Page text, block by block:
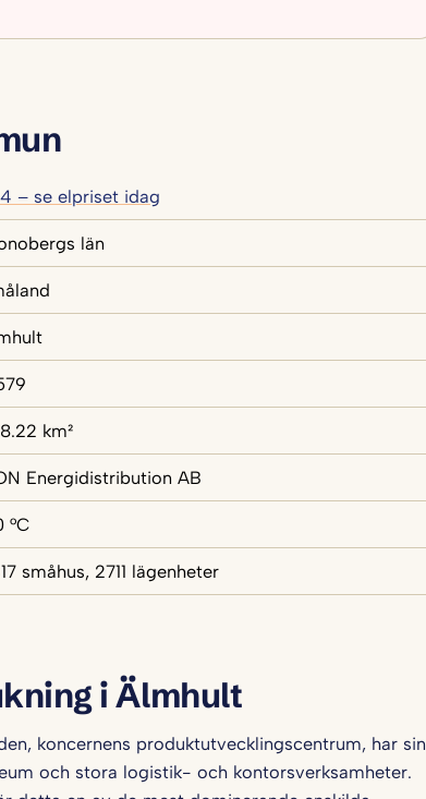
– se elpriset idag
län
km²
Energidistribution AB
°C
småhus, 2711 lägenheter
i Älmhult
koncernens produktutvecklingscentrum, har sin
och stora logistik- och kontorsverksamheter.